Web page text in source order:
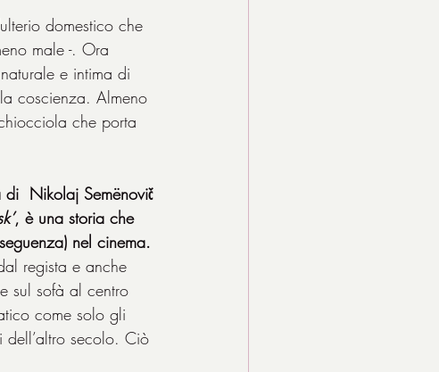
domestico che
male -. Ora
e intima di
coscienza. Almeno
che porta
Nikolaj Semënovič
, è una storia che
nel cinema.
regista e anche
sul sofà al centro
come solo gli
dell’altro secolo. Ciò